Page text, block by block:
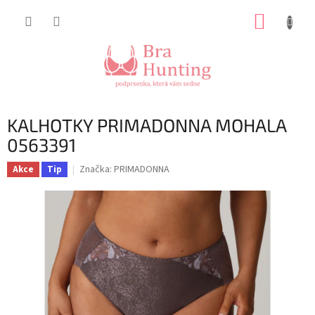
KALHOTKY PRIMADONNA MOHALA
0563391
Akce Tip Značka: PRIMADONNA